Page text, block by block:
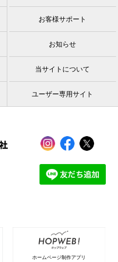
お客様サポート
お知らせ
当サイトについて
ユーザー専用サイト
ホームページ制作アプリ